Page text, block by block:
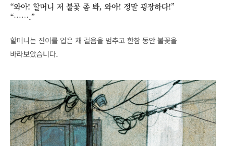
“와아! 할머니 저 불꽃 좀 봐, 와아! 정말 굉장하다!”
“…….”
할머니는 진이를 업은 채 걸음을 멈추고 한참 동안 불꽃을
바라보았습니다.